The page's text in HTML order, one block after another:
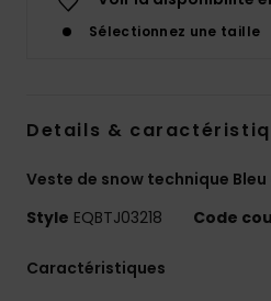
Sélectionnez une taille
Details &
Veste de snow technique Bleu
Style EQBTJ03218 Code
Caractéristiques